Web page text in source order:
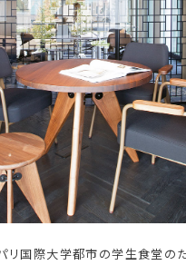
リ国際大学都市の学生食堂の